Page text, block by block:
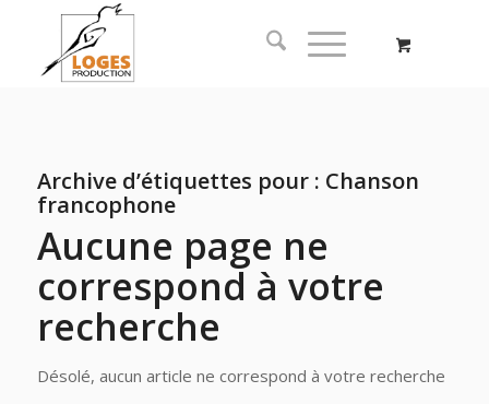
Archive d’étiquettes pour : Chanson
francophone
Aucune page ne
correspond à votre
recherche
Désolé, aucun article ne correspond à votre recherche